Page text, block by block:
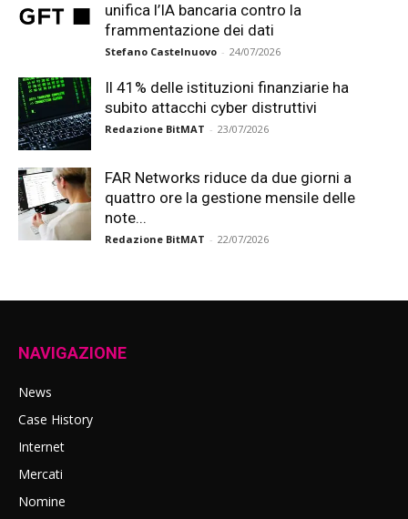
unifica l’IA bancaria contro la
frammentazione dei dati
Stefano Castelnuovo - 24/07/2026
Il 41% delle istituzioni finanziarie ha
subito attacchi cyber distruttivi
Redazione BitMAT - 23/07/2026
FAR Networks riduce da due giorni a
quattro ore la gestione mensile delle
note...
Redazione BitMAT - 22/07/2026
NAVIGAZIONE
News
Case History
Internet
Mercati
Nomine